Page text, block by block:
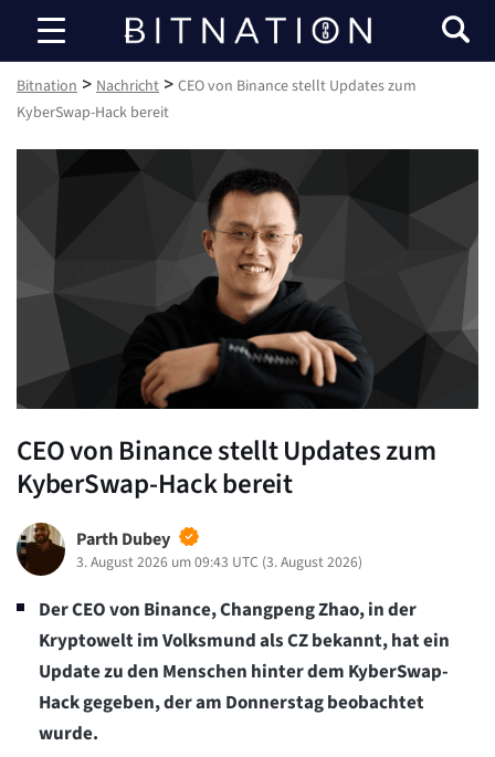
Bitnation
Bitnation > Nachricht > CEO von Binance stellt Updates zum
KyberSwap-Hack bereit
CEO von Binance stellt Updates zum
KyberSwap-Hack bereit
Parth Dubey
3. August 2026 um 09:43 UTC (3. August 2026)
Der CEO von Binance, Changpeng Zhao, in der
Kryptowelt im Volksmund als CZ bekannt, hat ein
Update zu den Menschen hinter dem KyberSwap-
Hack gegeben, der am Donnerstag beobachtet
wurde.